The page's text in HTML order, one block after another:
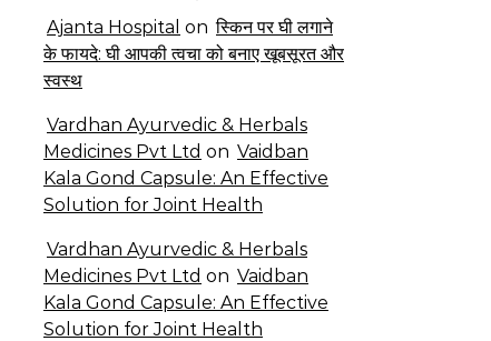
Ajanta Hospital on स्किन पर घी लगाने
के फायदे: घी आपकी त्वचा को बनाए खूबसूरत और
स्वस्थ
Vardhan Ayurvedic & Herbals
Medicines Pvt Ltd on Vaidban
Kala Gond Capsule: An Effective
Solution for Joint Health
Vardhan Ayurvedic & Herbals
Medicines Pvt Ltd on Vaidban
Kala Gond Capsule: An Effective
Solution for Joint Health